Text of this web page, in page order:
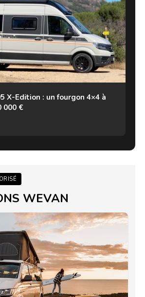
X-Edition : un fourgon 4×4 à
000 €
WEVAN